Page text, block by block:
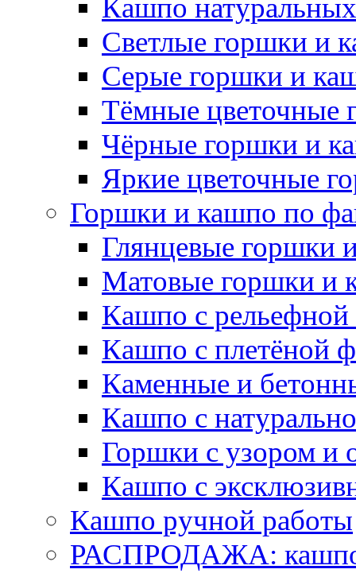
Кашпо
Светлые горшки и
Серые горшки и
Тёмные цветочные
Чёрные горшки и
Яркие цветочные
Горшки и кашпо по
Глянцевые горшки
Матовые горшки и
Кашпо с рельефной
Кашпо с плетёной
Каменные и
Кашпо с
Горшки с узором и
Кашпо с
Кашпо ручной работы
РАСПРОДАЖА: кашпо